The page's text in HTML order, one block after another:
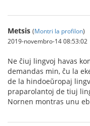
Metsis (Montri la profilon)
2019-novembro-14 08:53:02
Ne ĉiuj lingvoj havas
demandas min, ĉu la
de la hindoeŭropaj
praparolantoj de tiuj
Nornen montras unu